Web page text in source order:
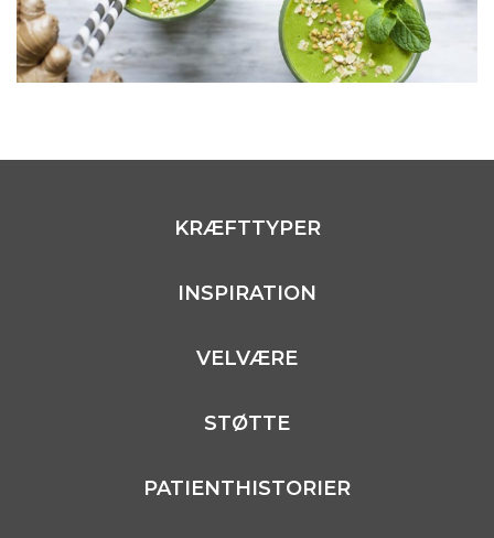
KRÆFTTYPER
INSPIRATION
VELVÆRE
STØTTE
PATIENTHISTORIER